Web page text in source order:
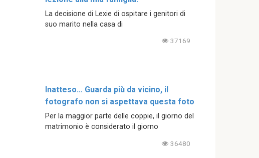
La decisione di Lexie di ospitare i genitori di
suo marito nella casa di
37169
Inatteso… Guarda più da vicino, il
fotografo non si aspettava questa foto
Per la maggior parte delle coppie, il giorno del
matrimonio è considerato il giorno
36480